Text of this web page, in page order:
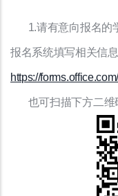
1.请有意向报名的
报名系统填写相关信
https://
也可扫描下方二维